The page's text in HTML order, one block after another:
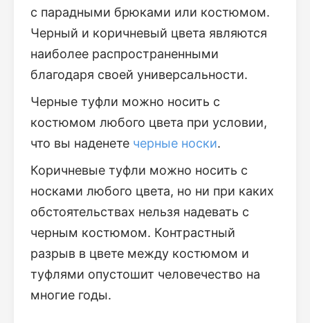
с парадными брюками или костюмом.
Черный и коричневый цвета являются
наиболее распространенными
благодаря своей универсальности.
Черные туфли можно носить с
костюмом любого цвета при условии,
что вы наденете черные носки.
Коричневые туфли можно носить с
носками любого цвета, но ни при каких
обстоятельствах нельзя надевать с
черным костюмом. Контрастный
разрыв в цвете между костюмом и
туфлями опустошит человечество на
многие годы.